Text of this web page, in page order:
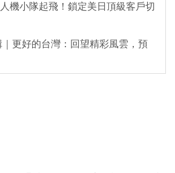
機小隊起飛！鎖定美日頂級客戶切
更好的台灣：回望精彩風雲，預